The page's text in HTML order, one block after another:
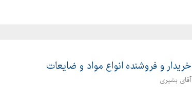
خریدار و فروشنده انواع مواد و ضایعات
آقای بشیری